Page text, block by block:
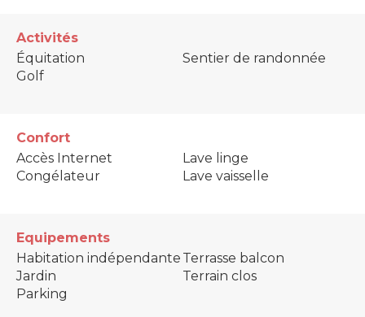
Activités
Équitation
Golf
Sentier de randonnée
Confort
Accès Internet
Congélateur
Lave linge
Lave vaisselle
Equipements
Habitation indépendante
Jardin
Parking
Terrasse balcon
Terrain clos